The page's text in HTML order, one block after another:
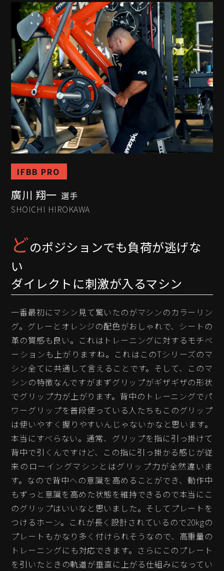
IFBB PRO
廣川 翔一 選手
SHOICHI HIROKAWA
どのポジションでも負荷が逃げな
い
ダイレクトに刺激が入るマシン
一番最初にマシン見て驚いたのがマシンのカラーリン
グ。グレーとオレンジの配色がおしゃれで、シートの
革の質感も良い。これはトレーニングに対するモチベ
ーションも上がりますね。これはこのTシリーズのマ
シン全てに共通して言えることです。そして、このマ
シンの特徴なんですがまずグリップがギザギザの形状
でグリップ力が上がります。背中のトレーニングでパ
ワーグリップを普段使っている人たちもこのグリップ
は使いやすく握りやすいんじゃないかなと思います。
本当にすべらない。通常、グリップを指に引っ掛けて
背中で引くんですけど、この指に引っ掛かる感じが従
来のローイングマシンとはグリップ力が全然違いま
す。なので背中への意識を高めることができ、動作中
もずっと意識を高めた状態を維持できるので本当にこ
のグリップはいいなと思いました。そしてプレートを
つけるホーン。これが長く設計されているので20kgの
プレートもかなり多く付けられそうなので、高重量の
トレーニングにも対応できます。さらにこのプレート
を引いたときの軌道が垂直に上がる仕組みになってい